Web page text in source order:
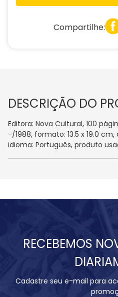
Compartilhe:
DESCRIÇÃO DO
Editora: Nova Cultural, 100
-/1988, formato: 13.5 x 19.0
idioma: Português, produto
RECEBEMOS
Cadastre seu e-mail para